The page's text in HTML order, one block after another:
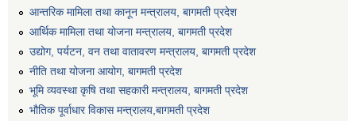
आन्तरिक मामिला तथा कानून मन्त्रालय, बागमती प्रदेश
आर्थिक मामिला तथा योजना मन्त्रालय, बागमती प्रदेश
उद्योग, पर्यटन, वन तथा वातावरण मन्त्रालय, बागमती प्रदेश
नीति तथा योजना आयोग, बागमती प्रदेश
भूमि व्यवस्था कृषि तथा सहकारी मन्त्रालय, बागमती प्रदेश
भौतिक पूर्वाधार विकास मन्त्रालय,बागमती प्रदेश